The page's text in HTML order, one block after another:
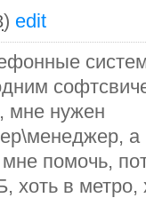
) edit
мне нужен
помочь,
хоть в метро,